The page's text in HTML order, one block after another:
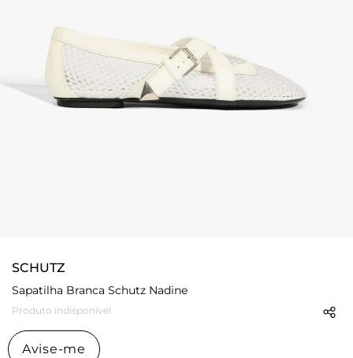
SCHUTZ
Sapatilha Branca Schutz Nadine
Produto indisponível
Avise-me